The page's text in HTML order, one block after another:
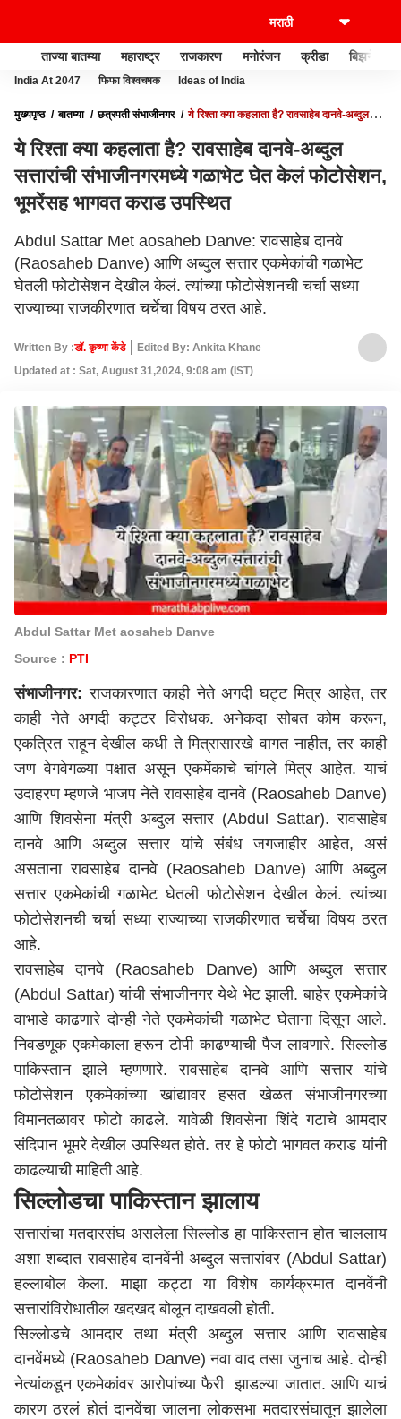
ताज्या बातम्या महाराष्ट्र राजकारण मनोरंजन क्रीडा बिझनेस
India At 2047 फिफा विश्वचषक Ideas of India
मुख्यपृष्ठ बातम्या छत्रपती संभाजीनगर
ये रिश्ता क्या कहलाता है? रावसाहेब दानवे-अब्दुल
ये रिश्ता क्या कहलाता है? रावसाहेब दानवे-अब्दुल
सत्तारांची संभाजीनगरमध्ये गळाभेट घेत केलं फोटोसेशन,
भूमरेंसह भागवत कराड उपस्थित
Abdul Sattar Met aosaheb Danve: रावसाहेब दानवे
(Raosaheb Danve) आणि अब्दुल सत्तार एकमेकांची गळाभेट
घेतली फोटोसेशन देखील केलं. त्यांच्या फोटोसेशनची चर्चा सध्या
राज्याच्या राजकीरणात चर्चेचा विषय ठरत आहे.
Written By :डॉ. कृष्णा केंडे
Edited By: Ankita Khane
Updated at : Sat, August 31,2024, 9:08 am (IST)
Abdul Sattar Met aosaheb Danve
Source : PTI
संभाजीनगर: राजकारणात काही नेते अगदी घट्ट मित्र आहेत, तर
काही नेते अगदी कट्टर विरोधक. अनेकदा सोबत कोम करून,
एकत्रित राहून देखील कधी ते मित्रासारखे वागत नाहीत, तर काही
जण वेगवेगळ्या पक्षात असून एकमेंकाचे चांगले मित्र आहेत. याचं
उदाहरण म्हणजे भाजप नेते रावसाहेब दानवे (Raosaheb Danve)
आणि शिवसेना मंत्री अब्दुल सत्तार (Abdul Sattar). रावसाहेब
दानवे आणि अब्दुल सत्तार यांचे संबंध जगजाहीर आहेत, असं
असताना रावसाहेब दानवे (Raosaheb Danve) आणि अब्दुल
सत्तार एकमेकांची गळाभेट घेतली फोटोसेशन देखील केलं. त्यांच्या
फोटोसेशनची चर्चा सध्या राज्याच्या राजकीरणात चर्चेचा विषय ठरत
आहे.
रावसाहेब दानवे (Raosaheb Danve) आणि अब्दुल सत्तार
(Abdul Sattar) यांची संभाजीनगर येथे भेट झाली. बाहेर एकमेकांचे
वाभाडे काढणारे दोन्ही नेते एकमेकांची गळाभेट घेताना दिसून आले.
निवडणूक एकमेकाला हरून टोपी काढण्याची पैज लावणारे. सिल्लोड
पाकिस्तान झाले म्हणणारे. रावसाहेब दानवे आणि सत्तार यांचे
फोटोसेशन एकमेकांच्या खांद्यावर हसत खेळत संभाजीनगरच्या
विमानतळावर फोटो काढले. यावेळी शिवसेना शिंदे गटाचे आमदार
संदिपान भूमरे देखील उपस्थित होते. तर हे फोटो भागवत कराड यांनी
काढल्याची माहिती आहे.
सिल्लोडचा पाकिस्तान झालाय
सत्तारांचा मतदारसंघ असलेला सिल्लोड हा पाकिस्तान होत चाललाय
अशा शब्दात रावसाहेब दानवेंनी अब्दुल सत्तारांवर (Abdul Sattar)
हल्लाबोल केला. माझा कट्टा या विशेष कार्यक्रमात दानवेंनी
सत्तारांविरोधातील खदखद बोलून दाखवली होती.
सिल्लोडचे आमदार तथा मंत्री अब्दुल सत्तार आणि रावसाहेब
दानवेंमध्ये (Raosaheb Danve) नवा वाद तसा जुनाच आहे. दोन्ही
नेत्यांकडून एकमेकांवर आरोपांच्या फैरी झाडल्या जातात. आणि याचं
कारण ठरलं होतं दानवेंचा जालना लोकसभा मतदारसंघातून झालेला